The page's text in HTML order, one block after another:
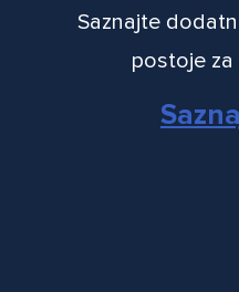
Saznajte
postoje